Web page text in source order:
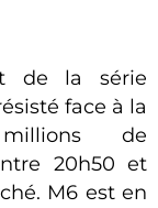
de la série
face à la
de
20h50 et
M6 est en